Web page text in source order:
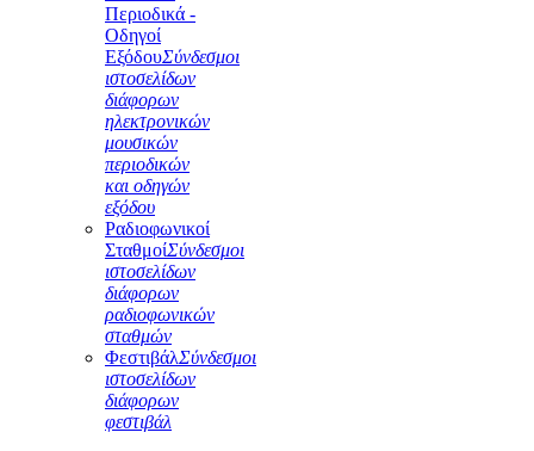
Περιοδικά -
Οδηγοί
ΕξόδουΣύνδεσμοι
ιστοσελίδων
διάφορων
ηλεκτρονικών
μουσικών
περιοδικών
και οδηγών
εξόδου
Ραδιοφωνικοί
ΣταθμοίΣύνδεσμοι
ιστοσελίδων
διάφορων
ραδιοφωνικών
σταθμών
ΦεστιβάλΣύνδεσμοι
ιστοσελίδων
διάφορων
φεστιβάλ